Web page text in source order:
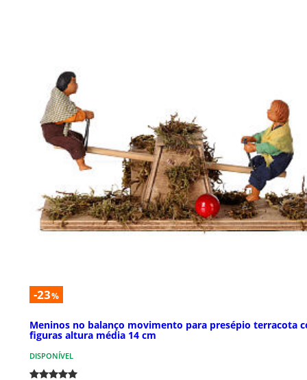
-23%
Meninos no balanço movimento para presépio terracota
figuras altura média 14 cm
DISPONÍVEL